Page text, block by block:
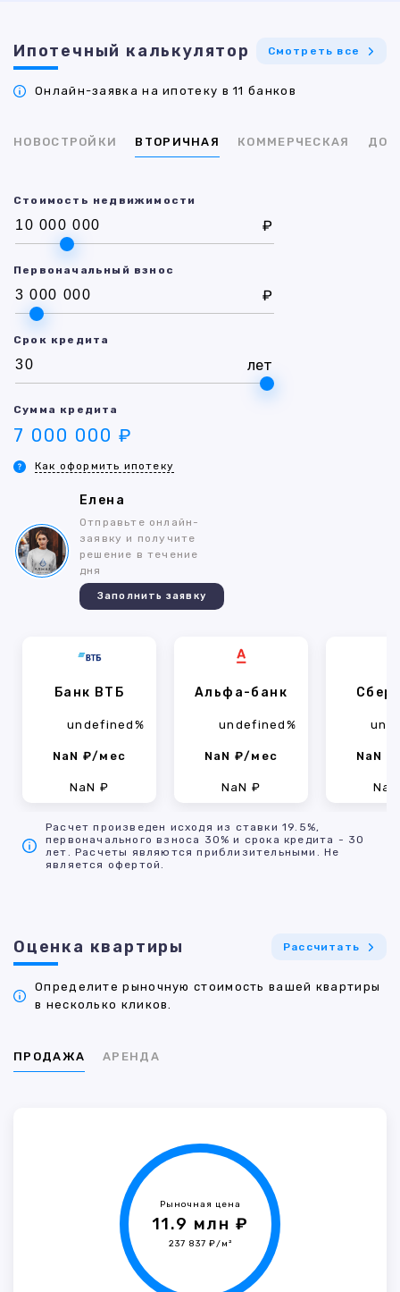
Ипотечный калькулятор Смотреть все
Онлайн-заявка на ипотеку в 11 банков
НОВОСТРОЙКИ ВТОРИЧНАЯ КОММЕРЧЕСКАЯ ДОМ
Стоимость недвижимости
₽
Первоначальный взнос
₽
Срок кредита
лет
Сумма кредита
7 000 000 ₽
Как оформить ипотеку
Елена
Отправьте онлайн-
заявку и получите
решение в течение
дня
Заполнить заявку
Банк ВТБ
undefined%
NaN ₽/мес
NaN ₽
Альфа-банк
undefined%
NaN ₽/мес
NaN ₽
NaN
Расчет произведен исходя из ставки 19.5%,
первоначального взноса 30% и срока кредита - 30
лет. Расчеты являются приблизительными. Не
является офертой.
Оценка квартиры Рассчитать
Определите рыночную стоимость вашей квартиры
в несколько кликов.
ПРОДАЖА АРЕНДА
Рыночная цена
11.9 млн ₽
237 837 ₽/м²